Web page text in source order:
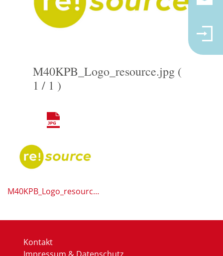
M40KPB_Logo_resource.jpg (
1 / 1 )
M40KPB_Logo_resource.jpg
Kontakt